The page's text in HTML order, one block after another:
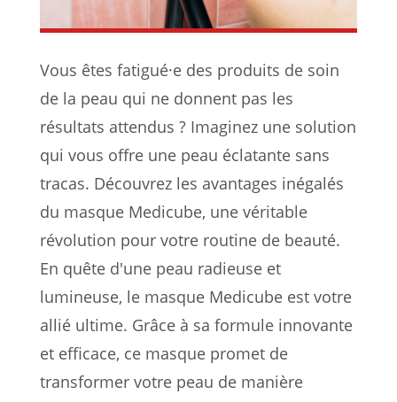
Vous êtes fatigué·e des produits de soin
de la peau qui ne donnent pas les
résultats attendus ? Imaginez une solution
qui vous offre une peau éclatante sans
tracas. Découvrez les avantages inégalés
du masque Medicube, une véritable
révolution pour votre routine de beauté.
En quête d'une peau radieuse et
lumineuse, le masque Medicube est votre
allié ultime. Grâce à sa formule innovante
et efficace, ce masque promet de
transformer votre peau de manière